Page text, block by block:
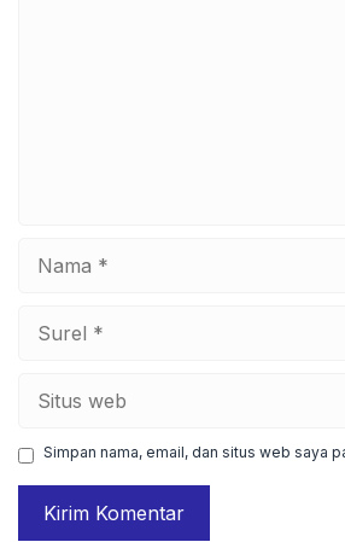
Simpan nama, email, dan situs web saya